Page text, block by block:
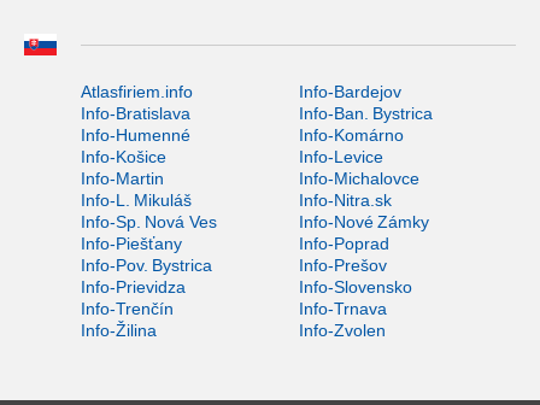
Atlasfiriem.info
Info-Bardejov
Info-Bratislava
Info-Ban. Bystrica
Info-Humenné
Info-Komárno
Info-Košice
Info-Levice
Info-Martin
Info-Michalovce
Info-L. Mikuláš
Info-Nitra.sk
Info-Sp. Nová Ves
Info-Nové Zámky
Info-Piešťany
Info-Poprad
Info-Pov. Bystrica
Info-Prešov
Info-Prievidza
Info-Slovensko
Info-Trenčín
Info-Trnava
Info-Žilina
Info-Zvolen